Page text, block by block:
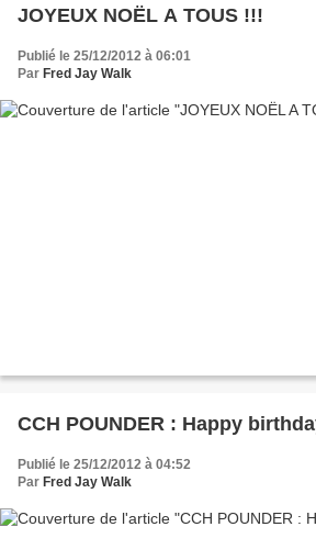
JOYEUX NOËL A TOUS !!!
Publié le 25/12/2012 à 06:01
Par Fred Jay Walk
CCH POUNDER : Happy
Publié le 25/12/2012 à 04:52
Par Fred Jay Walk